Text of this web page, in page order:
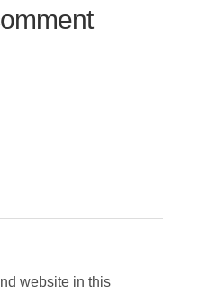
website in this